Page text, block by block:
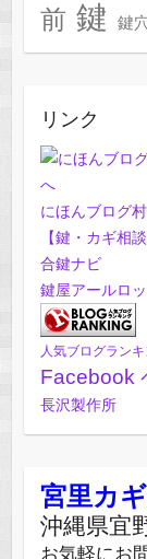
前 鍵 鍵
リンク
にほんブログ村
【鍵・カギ相
合鍵ナビ
鍵屋アールロ
人気ブログラン
Facebook
長沢製作所
宮里カ
沖縄県宜
お気軽にお